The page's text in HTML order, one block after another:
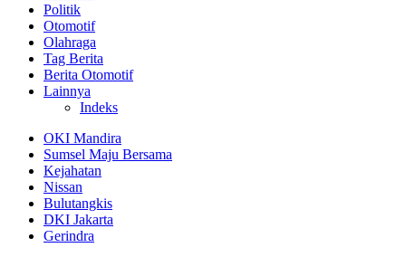
Politik
Otomotif
Olahraga
Tag Berita
Berita Otomotif
Lainnya
Indeks
OKI Mandira
Sumsel Maju Bersama
Kejahatan
Nissan
Bulutangkis
DKI Jakarta
Gerindra